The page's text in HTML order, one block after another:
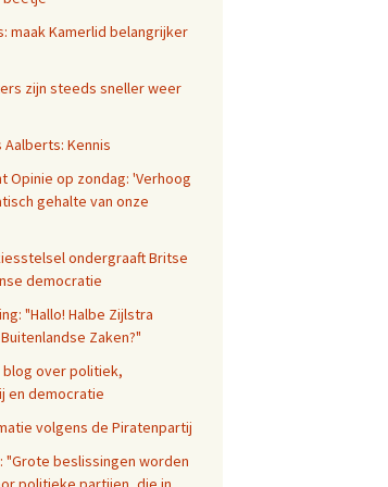
maak Kamerlid belangrijker
zijn steeds sneller weer
Aalberts: Kennis
Opinie op zondag: 'Verhoog
gehalte van onze
ondergraaft Britse
democratie
"Hallo! Halbe Zijlstra
Zaken?"
blog over politiek,
en democratie
volgens de Piratenpartij
"Grote beslissingen worden